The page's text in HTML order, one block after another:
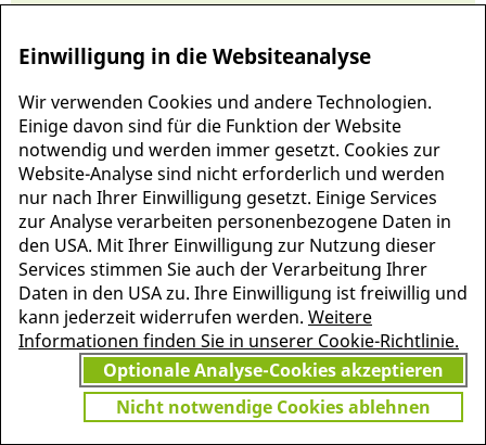
MEHR INFORMATIONEN
ZU PSCHYREMBEL
JETZT
GRATIS TESTEN
Vielen Dank für Ihr Interesse
Einwilligung in die Websiteanalyse
Wir verwenden Cookies und andere Technologien.
Einige davon sind für die Funktion der Website
notwendig und werden immer gesetzt. Cookies zur
Website-Analyse sind nicht erforderlich und werden
nur nach Ihrer Einwilligung gesetzt. Einige Services
zur Analyse verarbeiten personenbezogene Daten in
den USA. Mit Ihrer Einwilligung zur Nutzung dieser
Services stimmen Sie auch der Verarbeitung Ihrer
Daten in den USA zu. Ihre Einwilligung ist freiwillig und
kann jederzeit widerrufen werden. Weitere
Informationen finden Sie in unserer Cookie-Richtlinie.
Optionale Analyse-Cookies akzeptieren
Nicht notwendige Cookies ablehnen